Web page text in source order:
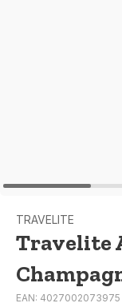
TRAVELITE
Travelite
EAN: 4027002073975